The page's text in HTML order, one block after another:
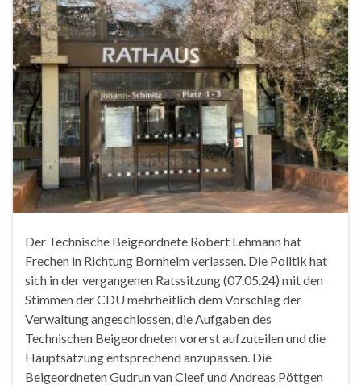
Der Technische Beigeordnete Robert Lehmann hat
Frechen in Richtung Bornheim verlassen. Die Politik hat
sich in der vergangenen Ratssitzung (07.05.24) mit den
Stimmen der CDU mehrheitlich dem Vorschlag der
Verwaltung angeschlossen, die Aufgaben des
Technischen Beigeordneten vorerst aufzuteilen und die
Hauptsatzung entsprechend anzupassen. Die
Beigeordneten Gudrun van Cleef und Andreas Pöttgen